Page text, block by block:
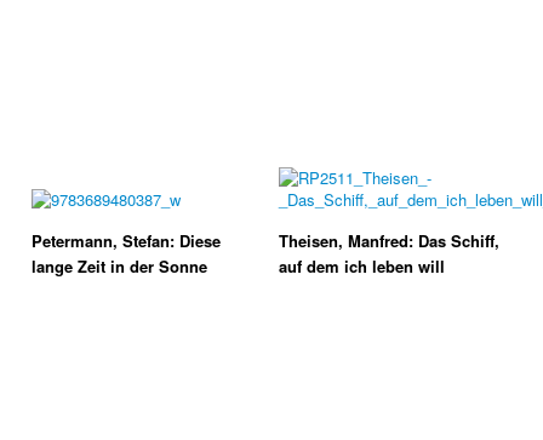
Petermann, Stefan: Diese
lange Zeit in der Sonne
Theisen, Manfred: Das Schiff,
auf dem ich leben will